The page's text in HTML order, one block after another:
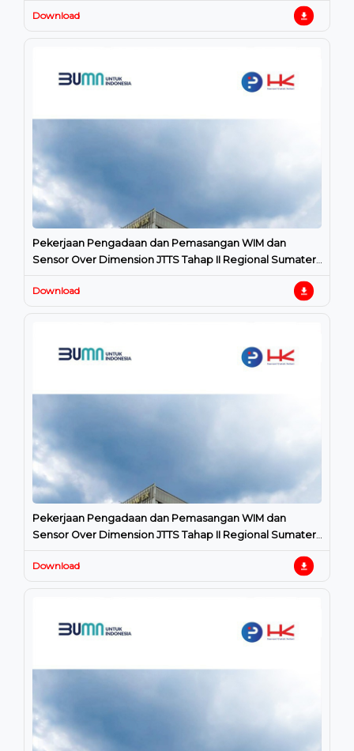
Download
Pekerjaan Pengadaan dan Pemasangan WIM dan
Sensor Over Dimension JTTS Tahap II Regional Sumatera
Selatan
Download
Pekerjaan Pengadaan dan Pemasangan WIM dan
Sensor Over Dimension JTTS Tahap II Regional Sumatera
Utara
Download